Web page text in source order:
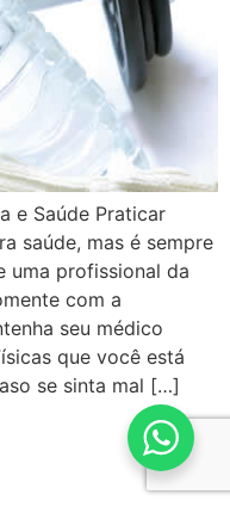
e Saúde Praticar
saúde, mas é sempre
uma profissional da
com a
seu médico
que você está
se sinta mal […]